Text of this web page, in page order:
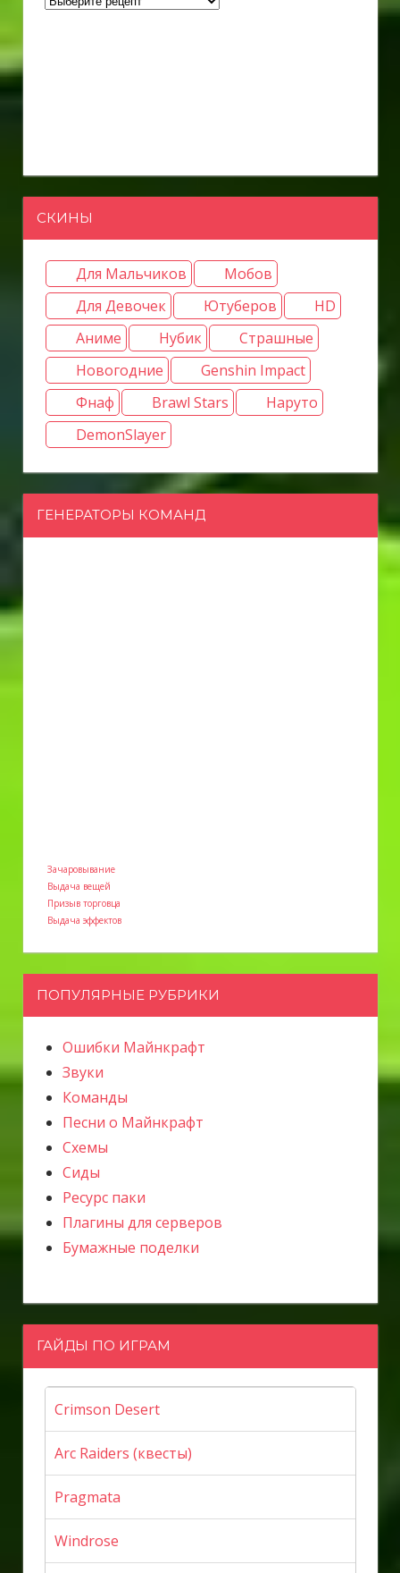
СКИНЫ
Для Мальчиков
Мобов
Для Девочек
Ютуберов
HD
Аниме
Нубик
Страшные
Новогодние
Genshin Impact
Фнаф
Brawl Stars
Наруто
DemonSlayer
ГЕНЕРАТОРЫ КОМАНД
Зачаровывание
Выдача вещей
Призыв торговца
Выдача эффектов
ПОПУЛЯРНЫЕ РУБРИКИ
Ошибки Майнкрафт
Звуки
Команды
Песни о Майнкрафт
Схемы
Сиды
Ресурс паки
Плагины для серверов
Бумажные поделки
ГАЙДЫ ПО ИГРАМ
Crimson Desert
Arc Raiders (квесты)
Pragmata
Windrose